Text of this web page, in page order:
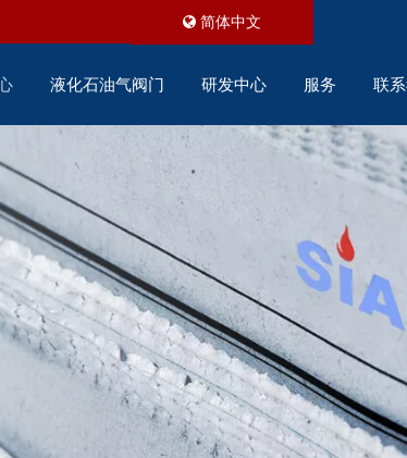
简体中文
液化石油气阀门 研发中心 服务 联